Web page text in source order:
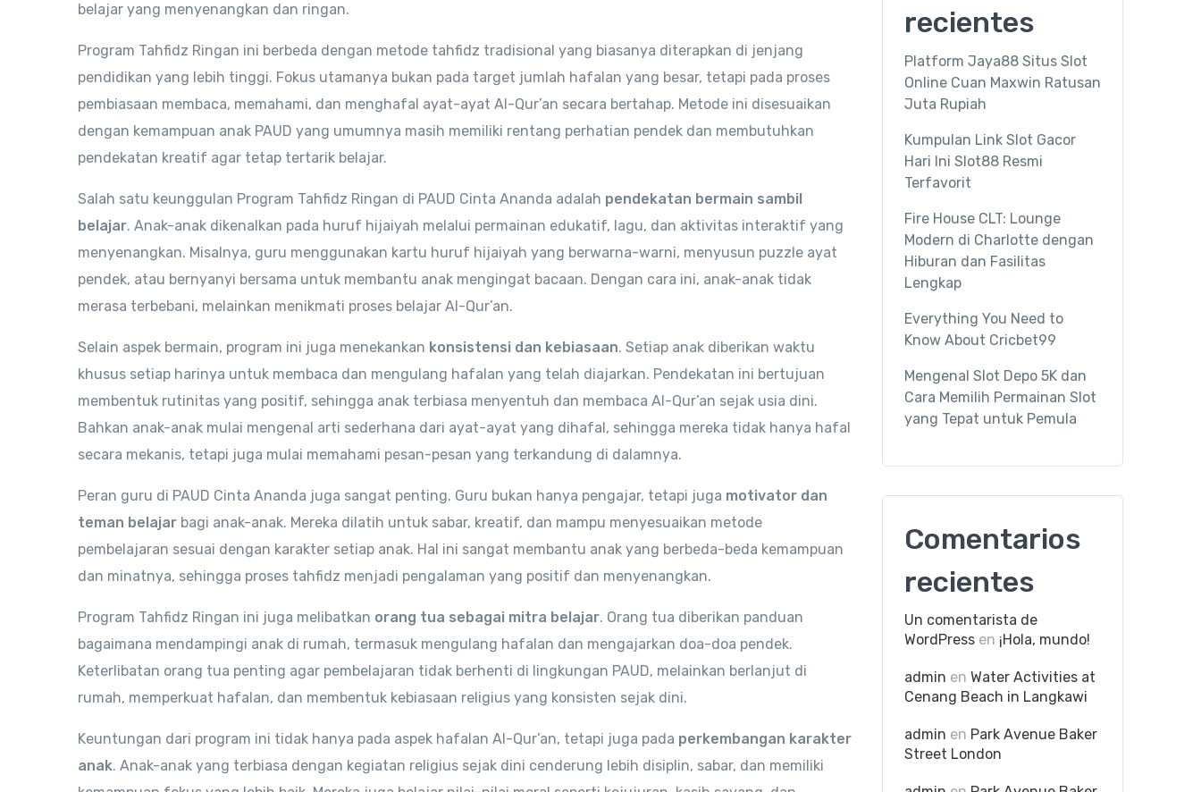
belajar yang menyenangkan dan ringan.
Program Tahfidz Ringan ini berbeda dengan metode tahfidz tradisional yang biasanya diterapkan di jenjang
pendidikan yang lebih tinggi. Fokus utamanya bukan pada target jumlah hafalan yang besar, tetapi pada proses
pembiasaan membaca, memahami, dan menghafal ayat-ayat Al-Qur’an secara bertahap. Metode ini disesuaikan
dengan kemampuan anak PAUD yang umumnya masih memiliki rentang perhatian pendek dan membutuhkan
pendekatan kreatif agar tetap tertarik belajar.
Salah satu keunggulan Program Tahfidz Ringan di PAUD Cinta Ananda adalah pendekatan bermain sambil
belajar. Anak-anak dikenalkan pada huruf hijaiyah melalui permainan edukatif, lagu, dan aktivitas interaktif yang
menyenangkan. Misalnya, guru menggunakan kartu huruf hijaiyah yang berwarna-warni, menyusun puzzle ayat
pendek, atau bernyanyi bersama untuk membantu anak mengingat bacaan. Dengan cara ini, anak-anak tidak
merasa terbebani, melainkan menikmati proses belajar Al-Qur’an.
Selain aspek bermain, program ini juga menekankan konsistensi dan kebiasaan. Setiap anak diberikan waktu
khusus setiap harinya untuk membaca dan mengulang hafalan yang telah diajarkan. Pendekatan ini bertujuan
membentuk rutinitas yang positif, sehingga anak terbiasa menyentuh dan membaca Al-Qur’an sejak usia dini.
Bahkan anak-anak mulai mengenal arti sederhana dari ayat-ayat yang dihafal, sehingga mereka tidak hanya hafal
secara mekanis, tetapi juga mulai memahami pesan-pesan yang terkandung di dalamnya.
Peran guru di PAUD Cinta Ananda juga sangat penting. Guru bukan hanya pengajar, tetapi juga motivator dan
teman belajar bagi anak-anak. Mereka dilatih untuk sabar, kreatif, dan mampu menyesuaikan metode
pembelajaran sesuai dengan karakter setiap anak. Hal ini sangat membantu anak yang berbeda-beda kemampuan
dan minatnya, sehingga proses tahfidz menjadi pengalaman yang positif dan menyenangkan.
Program Tahfidz Ringan ini juga melibatkan orang tua sebagai mitra belajar. Orang tua diberikan panduan
bagaimana mendampingi anak di rumah, termasuk mengulang hafalan dan mengajarkan doa-doa pendek.
Keterlibatan orang tua penting agar pembelajaran tidak berhenti di lingkungan PAUD, melainkan berlanjut di
rumah, memperkuat hafalan, dan membentuk kebiasaan religius yang konsisten sejak dini.
Keuntungan dari program ini tidak hanya pada aspek hafalan Al-Qur’an, tetapi juga pada perkembangan karakter
anak. Anak-anak yang terbiasa dengan kegiatan religius sejak dini cenderung lebih disiplin, sabar, dan memiliki
recientes
Platform Jaya88 Situs Slot
Online Cuan Maxwin Ratusan
Juta Rupiah
Kumpulan Link Slot Gacor
Hari Ini Slot88 Resmi
Terfavorit
Fire House CLT: Lounge
Modern di Charlotte dengan
Hiburan dan Fasilitas
Lengkap
Everything You Need to
Know About Cricbet99
Mengenal Slot Depo 5K dan
Cara Memilih Permainan Slot
yang Tepat untuk Pemula
Comentarios
recientes
Un comentarista de
WordPress en ¡Hola, mundo!
admin en Water Activities at
Cenang Beach in Langkawi
admin en Park Avenue Baker
Street London